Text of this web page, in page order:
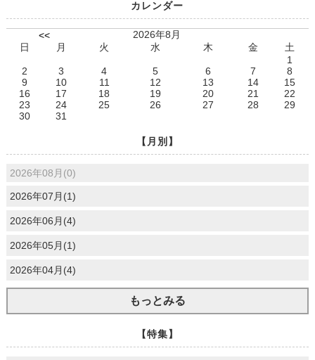
カレンダー
<<
2026年8月
日
月 火 水 木 金
土
1
2
3 4 5 6 7
8
9
10 11 12 13 14
15
16
17 18 19 20 21
22
23
24 25 26 27 28
29
30
31
【月別】
2026年08月(0)
2026年07月(1)
2026年06月(4)
2026年05月(1)
2026年04月(4)
もっとみる
【特集】